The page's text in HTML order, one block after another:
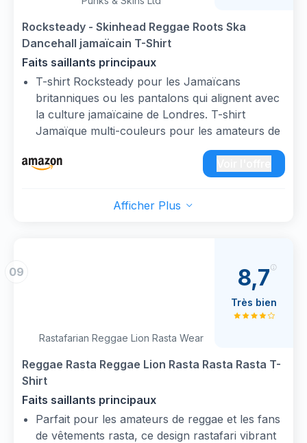
Rocksteady - Skinhead Reggae Roots Ska
Dancehall jamaïcain T-Shirt
Faits saillants principaux
T-shirt Rocksteady pour les Jamaïcans
britanniques ou les pantalons qui alignent avec
la culture jamaïcaine de Londres. T-shirt
Jamaïque multi-couleurs pour les amateurs de
rasta reggae qui veulent some reggae jamaïcain
roots Yardie qui souhaite dans le respect de la
couture et ourlet à la base
garçon rude et une fille qui aime les vêtements
rasta, la musique de Kingston Jamaica ragga, le
lion de judah ou l'œuvre d'art africaine
Afficher Plus
09
Rastafarian Reggae Lion Rasta Wear
Reggae Rasta Reggae Lion Rasta Rasta Rasta T-
Shirt
Faits saillants principaux
Parfait pour les amateurs de reggae et les fans
de vêtements rasta, ce design rastafari vibrant
8,7
Très bien